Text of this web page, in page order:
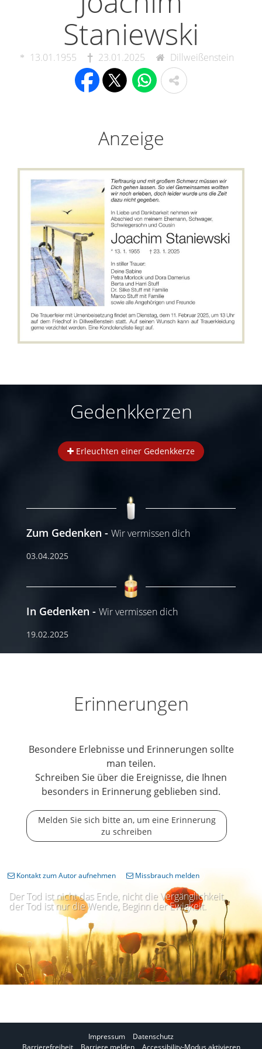
Staniewski
13.01.1955 23.01.2025 Dillweißenstein
Anzeige
Gedenkkerzen
Erleuchten einer Gedenkkerze
Zum Gedenken Wir vermissen dich
03.04.2025
In Gedenken Wir vermissen dich
19.02.2025
Erinnerungen
Besondere Erlebnisse und Erinnerungen sollte
man teilen.
Schreiben Sie über die Ereignisse, die Ihnen
besonders in Erinnerung geblieben sind.
Melden Sie sich bitte an, um eine Erinnerung
zu schreiben
Der Tod ist nicht das Ende, nicht die Vergänglichkeit,
der Tod ist nur die Wende, Beginn der Ewigkeit.
Kontakt zum Autor aufnehmen Missbrauch melden
Impressum
Datenschutz
Barrierefreiheit
Barriere melden IAccessibility-Modus aktivieren